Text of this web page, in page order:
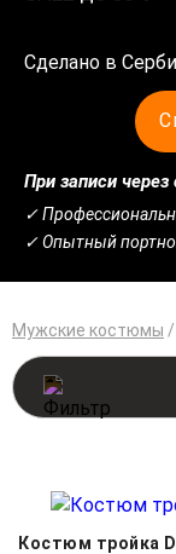
Сделано в
При записи
✓
✓ Опытный
Мужские костюмы /
Костюм тройка